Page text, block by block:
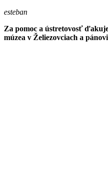
esteban
Za pomoc a ústretovosť
múzea v Želiezovciach a